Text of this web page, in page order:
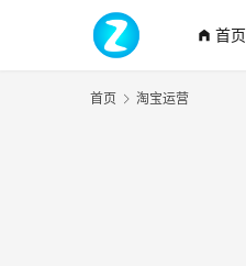
home_filled 首页
首页 淘宝运营